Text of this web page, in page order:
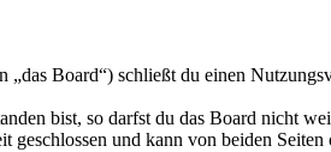
Board“) schließt du einen
bist, so darfst du das Board nicht
und kann von beiden